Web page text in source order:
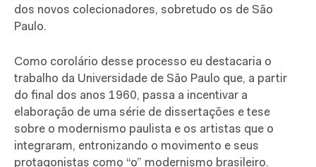
dos novos colecionadores, sobretudo os de São
Paulo.
Como corolário desse processo eu destacaria o
trabalho da Universidade de São Paulo que, a partir
do final dos anos 1960, passa a incentivar a
elaboração de uma série de dissertações e tese
sobre o modernismo paulista e os artistas que o
integraram, entronizando o movimento e seus
protagonistas como “o” modernismo brasileiro.